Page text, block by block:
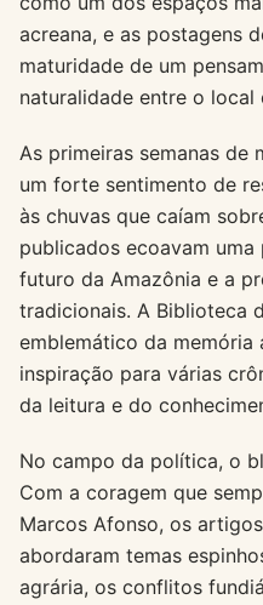
acreana, e as postagens
maturidade de um
naturalidade entre o local
As primeiras semanas de
um forte sentimento de
às chuvas que caíam
publicados ecoavam
futuro da Amazônia e a
tradicionais. A Biblioteca
emblemático da memória
inspiração para várias
da leitura e do
No campo da política, o
Com a coragem que
Marcos Afonso, os
abordaram temas
agrária, os conflitos